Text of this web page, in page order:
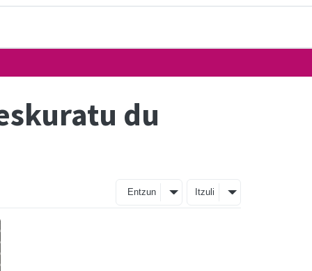
du
Entzun Itzuli